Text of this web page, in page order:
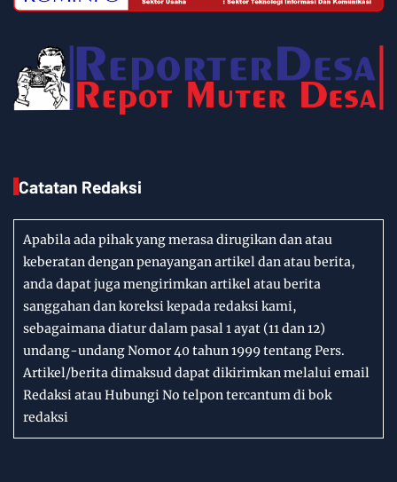
Catatan Redaksi
Apabila ada pihak yang merasa dirugikan dan atau
keberatan dengan penayangan artikel dan atau berita,
anda dapat juga mengirimkan artikel atau berita
sanggahan dan koreksi kepada redaksi kami,
sebagaimana diatur dalam pasal 1 ayat (11 dan 12)
undang-undang Nomor 40 tahun 1999 tentang Pers.
Artikel/berita dimaksud dapat dikirimkan melalui email
Redaksi atau Hubungi No telpon tercantum di bok
redaksi